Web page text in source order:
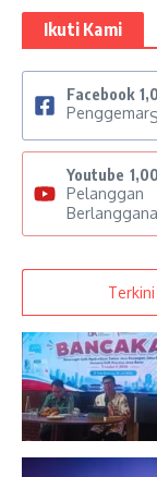
Ikuti Kami
Facebook
Penggemar
Youtube
Pelanggan
Terkini